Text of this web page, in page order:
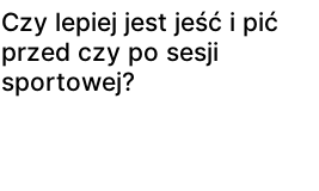
Czy lepiej jest jeść i pić
przed czy po sesji
sportowej?